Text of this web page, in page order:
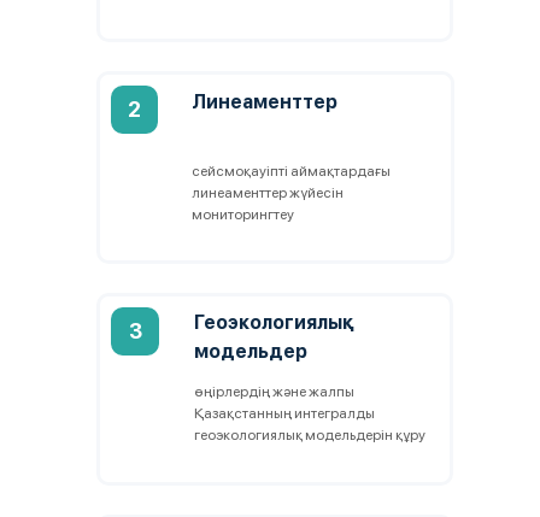
Геоэкологиялық
модельдер
өңірлердің және жалпы
Қазақстанның интегралды
геоэкологиялық модельдерін құру
3
Линеаменттер
сейсмоқауіпті аймақтардағы
линеаменттер жүйесін
мониторингтеу
2